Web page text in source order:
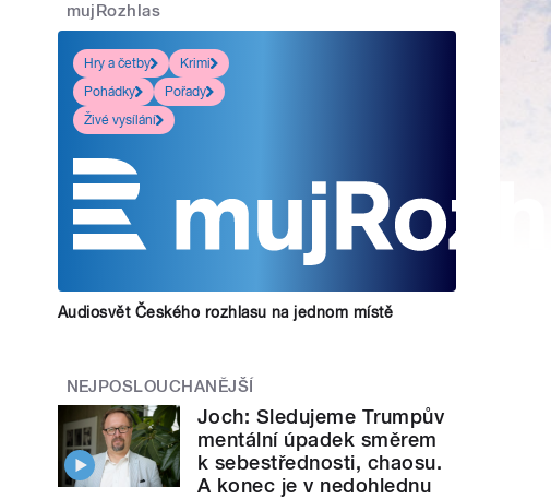
mujRozhlas
Hry a četby
Krimi
Pohádky
Pořady
Živé vysílání
Audiosvět Českého rozhlasu na jednom místě
NEJPOSLOUCHANĚJŠÍ
Joch: Sledujeme Trumpův
mentální úpadek směrem
k sebestřednosti, chaosu.
A konec je v nedohlednu